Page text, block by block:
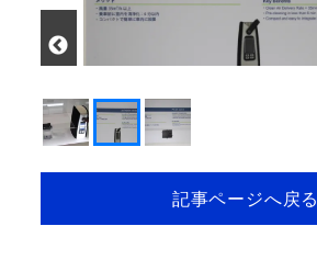
記事ページへ戻る